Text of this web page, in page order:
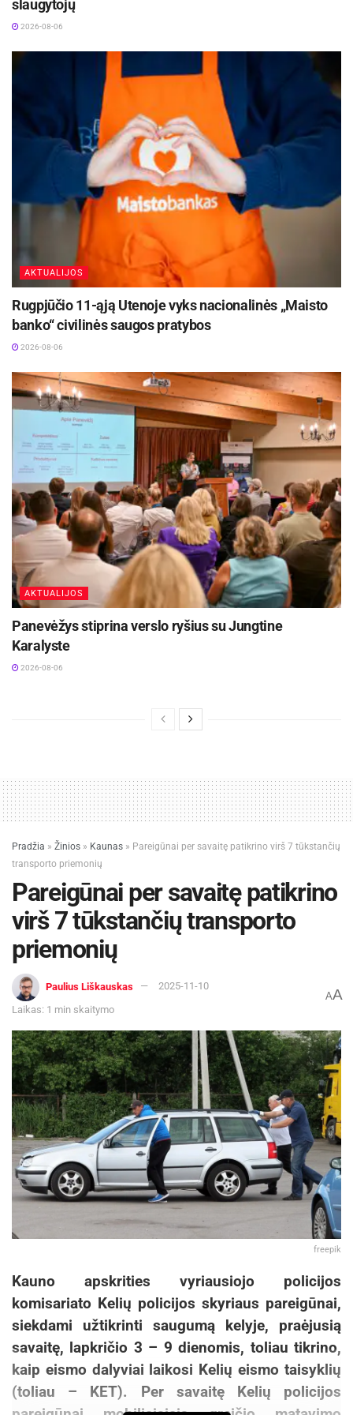
slaugytojų
2026-08-06
AKTUALIJOS
Rugpjūčio 11-ąją Utenoje vyks nacionalinės „Maisto
banko“ civilinės saugos pratybos
2026-08-06
AKTUALIJOS
Panevėžys stiprina verslo ryšius su Jungtine
Karalyste
2026-08-06
Pradžia » Žinios » Kaunas » Pareigūnai per savaitę patikrino virš 7 tūkstančių
transporto priemonių
Pareigūnai per savaitę patikrino
virš 7 tūkstančių transporto
priemonių
Paulius Liškauskas
2025-11-10
Laikas: 1 min skaitymo
AA
freepik
Kauno apskrities vyriausiojo policijos
komisariato Kelių policijos skyriaus pareigūnai,
siekdami užtikrinti saugumą kelyje, praėjusią
savaitę, lapkričio 3 – 9 dienomis, toliau tikrino,
kaip eismo dalyviai laikosi Kelių eismo taisyklių
(toliau – KET). Per savaitę Kelių policijos